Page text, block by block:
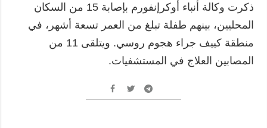
ذكرت وكالة أنباء أوكرإنفورم بإصابة 15 من السكان
المحليين، بينهم طفلة تبلغ من العمر تسعة أشهر، في
منطقة كييف جراء هجوم روسي. ويتلقى 11 من
المصابين العلاج في المستشفيات.